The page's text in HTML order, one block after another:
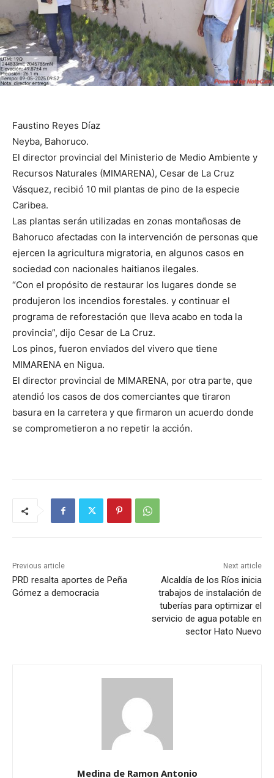
Faustino Reyes Díaz
Neyba, Bahoruco.
El director provincial del Ministerio de Medio Ambiente y
Recursos Naturales (MIMARENA), Cesar de La Cruz
Vásquez, recibió 10 mil plantas de pino de la especie
Caribea.
Las plantas serán utilizadas en zonas montañosas de
Bahoruco afectadas con la intervención de personas que
ejercen la agricultura migratoria, en algunos casos en
sociedad con nacionales haitianos ilegales.
“Con el propósito de restaurar los lugares donde se
produjeron los incendios forestales. y continuar el
programa de reforestación que lleva acabo en toda la
provincia”, dijo Cesar de La Cruz.
Los pinos, fueron enviados del vivero que tiene
MIMARENA en Nigua.
El director provincial de MIMARENA, por otra parte, que
atendió los casos de dos comerciantes que tiraron
basura en la carretera y que firmaron un acuerdo donde
se comprometieron a no repetir la acción.
Previous article
PRD resalta aportes de Peña
Gómez a democracia
Next article
Alcaldía de los Ríos inicia
trabajos de instalación de
tuberías para optimizar el
servicio de agua potable en
sector Hato Nuevo
Medina de Ramon Antonio